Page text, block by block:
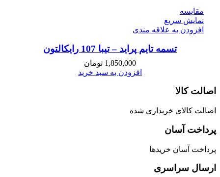
مقايسه
نمایش سریع
افزودن به علاقه مندی
تسمه تایم پراید – تیبا 107 رایکالتون
1,850,000 تومان
افزودن به سبد خرید
اصالت کالا
اصالت کالای خریداری شده
پرداخت آسان
پرداخت آسان خریدها
ارسال سراسری